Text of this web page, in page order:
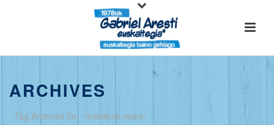
ARCHIVES
Tag Archives for: "matrikula-epea"